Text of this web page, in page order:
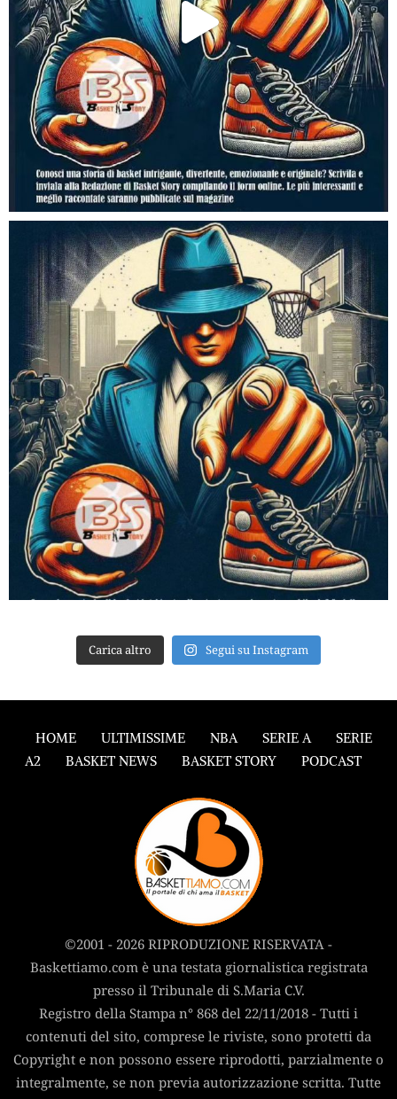
Carica altro Segui su Instagram
HOME ULTIMISSIME NBA SERIE A
SERIE
A2
BASKET NEWS BASKET STORY PODCAST
©2001 - 2026 RIPRODUZIONE RISERVATA -
Baskettiamo.com è una testata giornalistica registrata
presso il Tribunale di S.Maria C.V.
Registro della Stampa n° 868 del 22/11/2018 - Tutti i
contenuti del sito, comprese le riviste, sono protetti da
Copyright e non possono essere riprodotti, parzialmente o
integralmente, se non previa autorizzazione scritta. Tutte